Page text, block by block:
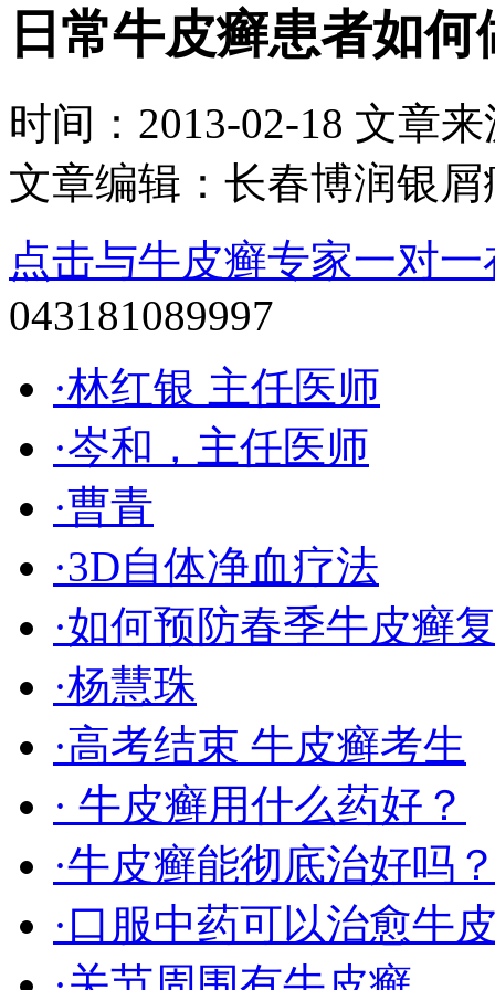
日常牛皮癣患者如
时间：2013-02-18 文章
文章编辑：长春博润银屑
点击与牛皮癣专家一对
043181089997
·林红银 主任医师
·岑和，主任医师
·曹青
·3D自体净血疗法
·如何预防春季牛皮癣
·杨慧珠
·高考结束 牛皮癣考生
· 牛皮癣用什么药好？
·牛皮癣能彻底治好吗
·口服中药可以治愈牛